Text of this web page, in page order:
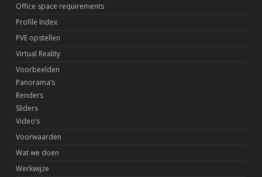
Office space requirements
Profile Index
PVE opstellen
Virtual Reality
Voorbeelden
Panorama’s
Renders
Sliders
Video’s
Voorwaarden
Wat we doen
Werkwijze